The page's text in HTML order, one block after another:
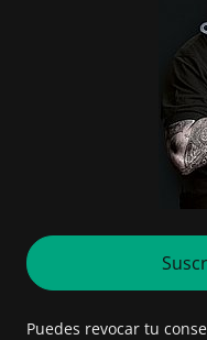
Puedes revocar tu